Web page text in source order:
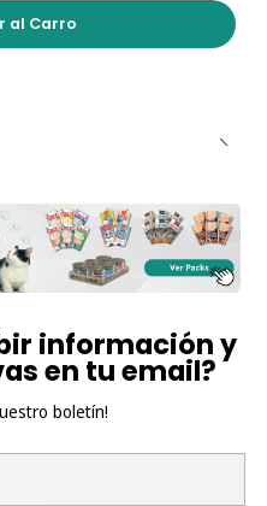
al Carro
información y
en tu email?
boletín!